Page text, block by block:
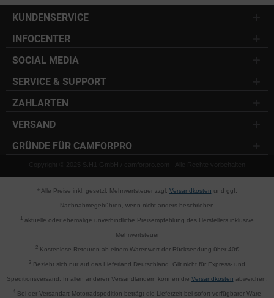
KUNDENSERVICE
INFOCENTER
SOCIAL MEDIA
SERVICE & SUPPORT
ZAHLARTEN
VERSAND
GRÜNDE FÜR CAMFORPRO
Copyright © 2025 S.H1 GmbH / camforpro.com - Alle Rechte vorbehalten
* Alle Preise inkl. gesetzl. Mehrwertsteuer zzgl. Versandkosten und ggf.
Nachnahmegebühren, wenn nicht anders beschrieben
aktuelle oder ehemalige unverbindliche Preisempfehlung des Herstellers inklusive
Mehrwertsteuer
2Kostenlose Retouren ab einem Warenwert der Rücksendung über 40€
3 Bezieht sich nur auf das Lieferland Deutschland. Gilt nicht für Express- und
Speditionsversand. In allen anderen Versandländern können die Versandkosten abweichen.
4 Bei der Versandart Motorradspedition beträgt die Lieferzeit bei sofort verfügbarer Ware